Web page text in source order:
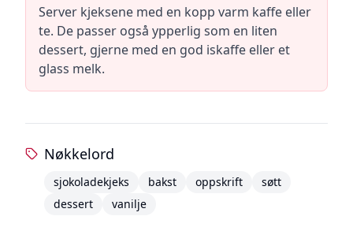
Server kjeksene med en kopp varm kaffe eller
te. De passer også ypperlig som en liten
dessert, gjerne med en god iskaffe eller et
glass melk.
Nøkkelord
sjokoladekjeks bakst oppskrift
søtt
dessert
vanilje